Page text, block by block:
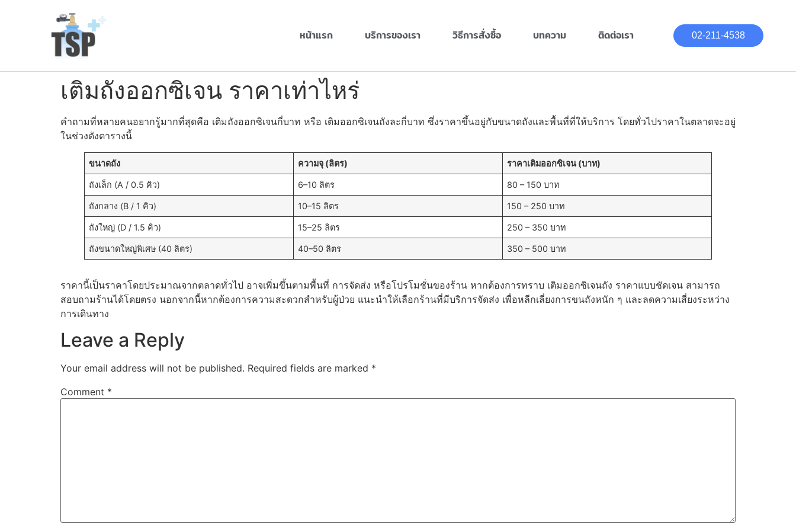
หน้าแรก บริการของเรา วิธีการสั่งซื้อ บทความ ติดต่อเรา 02-211-4538
เติมถังออกซิเจน ราคาเท่าไหร่
คำถามที่หลายคนอยากรู้มากที่สุดคือ เติมถังออกซิเจนกี่บาท หรือ เติมออกซิเจนถังละกี่บาท ซึ่งราคาขึ้นอยู่กับขนาดถังและพื้นที่ที่ให้บริการ โดยทั่วไปราคาในตลาดจะอยู่
ในช่วงดังตารางนี้
ขนาดถัง ความจุ (ลิตร) ราคาเติมออกซิเจน (บาท)
ถังเล็ก (A / 0.5 คิว) 6–10 ลิตร 80 – 150 บาท
ถังกลาง (B / 1 คิว) 10–15 ลิตร 150 – 250 บาท
ถังใหญ่ (D / 1.5 คิว) 15–25 ลิตร 250 – 350 บาท
ถังขนาดใหญ่พิเศษ (40 ลิตร) 40–50 ลิตร 350 – 500 บาท
ราคานี้เป็นราคาโดยประมาณจากตลาดทั่วไป อาจเพิ่มขึ้นตามพื้นที่ การจัดส่ง หรือโปรโมชั่นของร้าน หากต้องการทราบ เติมออกซิเจนถัง ราคาแบบชัดเจน สามารถ
สอบถามร้านได้โดยตรง นอกจากนี้หากต้องการความสะดวกสำหรับผู้ป่วย แนะนำให้เลือกร้านที่มีบริการจัดส่ง เพื่อหลีกเลี่ยงการขนถังหนัก ๆ และลดความเสี่ยงระหว่าง
การเดินทาง
Leave a Reply
Your email address will not be published. Required fields are marked *
Comment *